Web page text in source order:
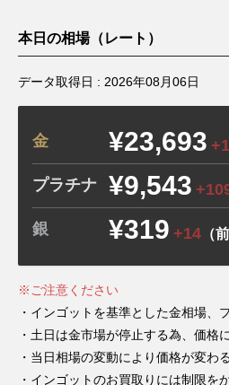
本日の相場（レート）
データ取得日 : 2026年08月06日
金 ¥23,693
プラチナ ¥9,543
銀 ¥319 +14 （
※ご注意ください
・インゴットを基準とした金相場、
・土日は金市場が停止する為、価格
・当日相場の変動により価格が変わ
・インゴットのお買取りには制限を